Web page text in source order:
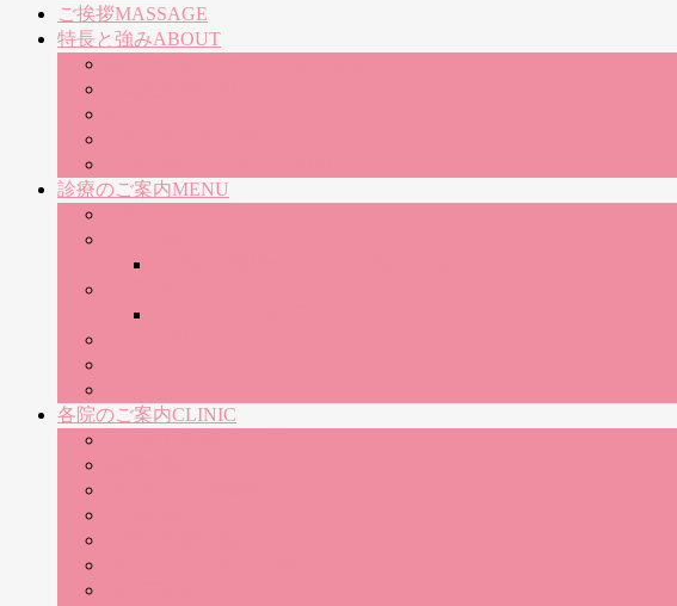
ご挨拶MASSAGE
特長と強みABOUT
診療のご案内MENU
各院のご案内CLINIC